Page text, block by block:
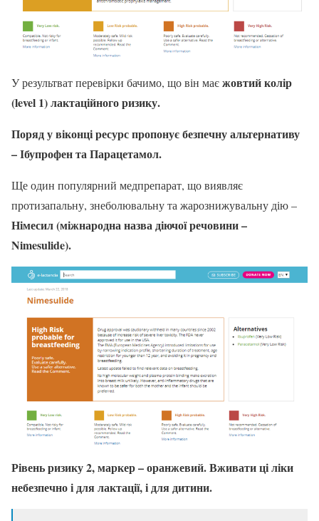
У результват перевірки бачимо, що він маєжовтий колір
(level 1) лактаційного ризику.
Поряд у віконці ресурс пропонує безпечну альтернативу
– Ібупрофен та Парацетамол.
Ще один популярний медпрепарат, що виявляє
протизапальну, знеболювальну та жарознижувальну дію –
Німесил (міжнародна назва діючої речовини –
Nimesulide).
Рівень ризику 2, маркер – оранжевий. Вживати ці ліки
небезпечно і для лактації, і для дитини.